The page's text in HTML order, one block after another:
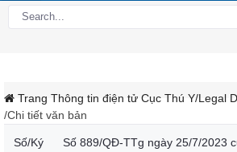
Trang Thông tin điện tử Cục Thú Y/Legal
/Chi tiết văn bản
Số/Ký
Số 889/QĐ-TTg ngày 25/7/2023